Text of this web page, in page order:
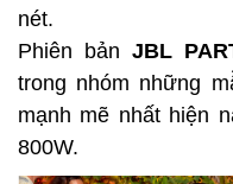
nét.
Phiên bảnJBL
trong nhóm những
mạnh mẽ nhất hiện
800W.